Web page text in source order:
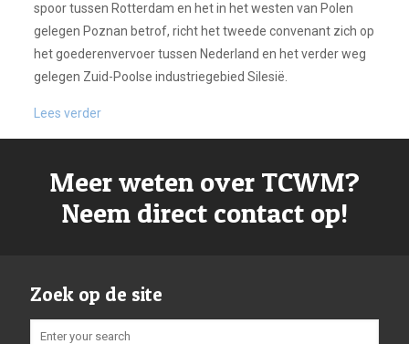
spoor tussen Rotterdam en het in het westen van Polen
gelegen Poznan betrof, richt het tweede convenant zich op
het goederenvervoer tussen Nederland en het verder weg
gelegen Zuid-Poolse industriegebied Silesië.
Lees verder
Meer weten over TCWM?
Neem direct contact op!
Zoek op de site